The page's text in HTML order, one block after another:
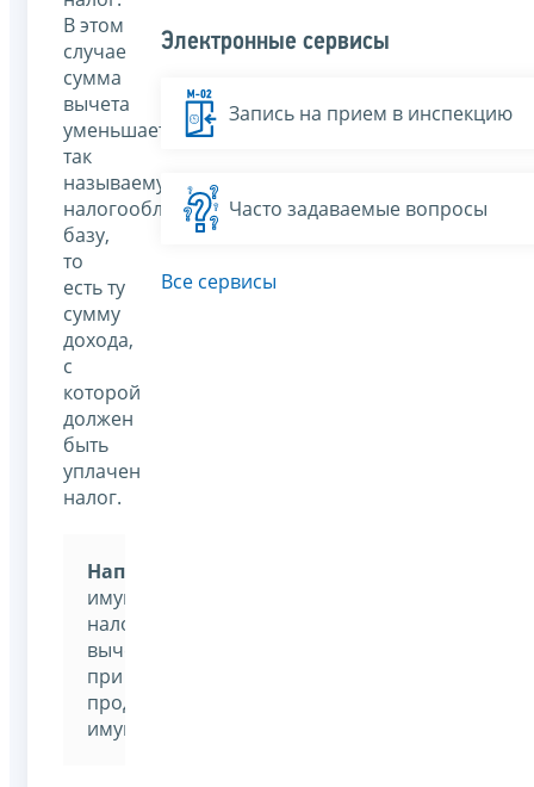
В этом
случае
сумма
вычета
уменьшает
так
называемую
налогооблагаемую
базу,
то
есть ту
сумму
дохода,
с
которой
должен
быть
уплачен
налог.
Например:
имущественный
налоговый
вычет
при
продаже
имущества.
Электронные сервисы
Запись на прием в инспекцию
Часто задаваемые вопросы
Все сервисы